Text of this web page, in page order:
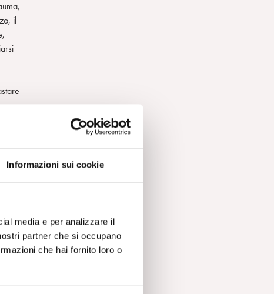
Informazioni sui cookie
media e per analizzare il
partner che si occupano
che hai fornito loro o
il
e